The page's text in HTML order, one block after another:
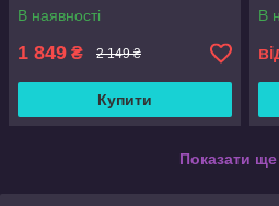
В наявності
1 849 ₴ 2 149 ₴
Купити
В
Показати ще